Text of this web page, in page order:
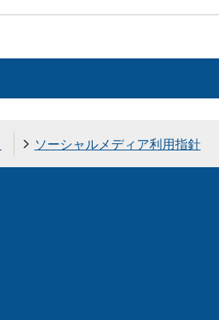
ソーシャルメディア利用指針